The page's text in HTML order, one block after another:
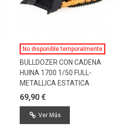
No disponible temporalmente
BULLDOZER CON CADENA
HUINA 1700 1/50 FULL-
METALLICA ESTATICA
69,90 €
Ver Más